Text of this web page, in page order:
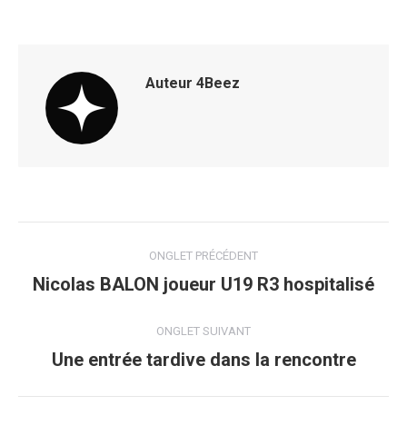
Auteur 4Beez
de
commentaire
ONGLET PRÉCÉDENT
Onglet
Nicolas BALON joueur U19 R3 hospitalisé
ONGLET SUIVANT
Onglet
Une entrée tardive dans la rencontre